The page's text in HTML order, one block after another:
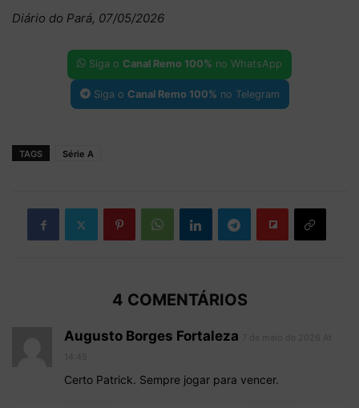
Diário do Pará, 07/05/2026
Siga o Canal Remo 100% no WhatsApp
Siga o Canal Remo 100% no Telegram
TAGS Série A
4 COMENTÁRIOS
Augusto Borges Fortaleza
Certo Patrick. Sempre jogar para vencer.